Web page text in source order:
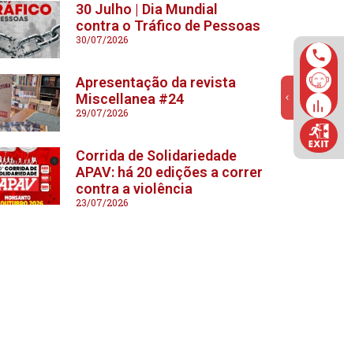
30 Julho | Dia Mundial
contra o Tráfico de Pessoas
30/07/2026
Apresentação da revista
Miscellanea #24
29/07/2026
Corrida de Solidariedade
APAV: há 20 edições a correr
contra a violência
23/07/2026